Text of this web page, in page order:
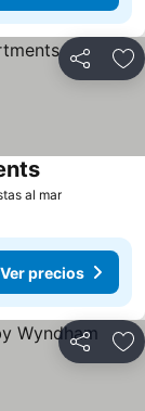
Compartir
al mar
Ver precios
Compartir